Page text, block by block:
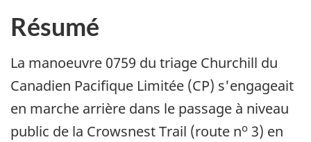
Résumé
La manoeuvre 0759 du triage Churchill du
Canadien Pacifique Limitée (CP) s'engageait
en marche arrière dans le passage à niveau
public de la Crowsnest Trail (route no 3) en